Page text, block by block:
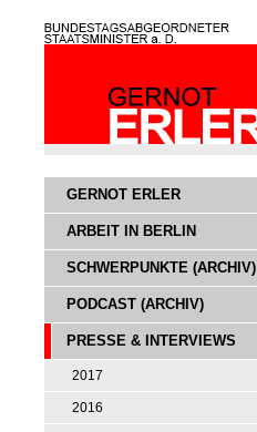
GERNOT ERLER
ARBEIT IN BERLIN
SCHWERPUNKTE (ARCHIV)
PODCAST (ARCHIV)
PRESSE & INTERVIEWS
2017
2016